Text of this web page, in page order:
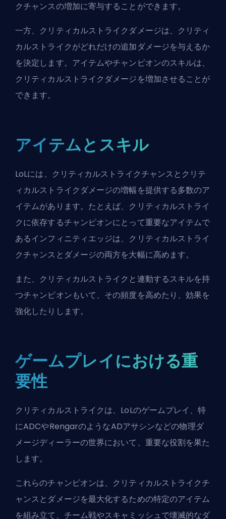
クチャンスの増加に寄与することができます。
一方、クリティカルストライクダメージは、クリティ
カルストライクがどれだけの追加ダメージを与えるか
を決定します。アイテムやチャンピオンのスキルは、
クリティカルストライクダメージを増加させることが
できます。
アイテムとスキル
LoLには、クリティカルストライクチャンスとクリテ
ィカルストライクダメージの増幅を提供する多数のア
イテムがあります。たとえば、クリティカルストライ
クに依存するチャンピオンにとって重要なアイテムで
あるインフィニティエッジは、クリティカルストライ
クチャンスとダメージの両方を大幅に高めます。
また、クリティカルストライクと連動するスキルを持
つチャンピオンもいて、その頻度を高めたり、効果を
強化したりします。
ゲームプレイにおける重
要性
クリティカルストライクは、LoLのゲームプレイ、特
にADCやRengarのようなADアサシンなどの物理ダ
メージディーラーの世界において、重要な役割を果た
します。
これらのチャンピオンは、クリティカルストライクチ
ャンスとダメージを最大化するための特定のアイテム
を組み立て、チーム戦やスキャミッシュで壊滅的なダ